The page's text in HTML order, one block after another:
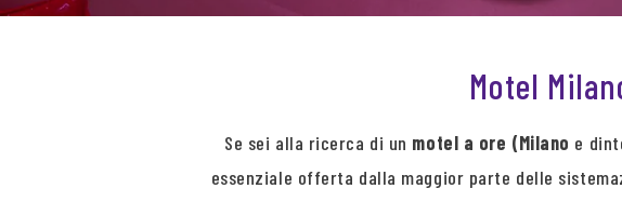
Motel
Se sei alla ricerca di un motel a ore (Milano e
essenziale offerta dalla maggior parte delle